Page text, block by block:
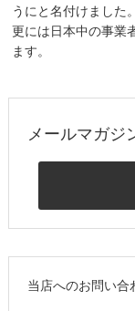
うにと名付けました。
更には日本中の事業
ます。
メールマガジ
当店へのお問い合